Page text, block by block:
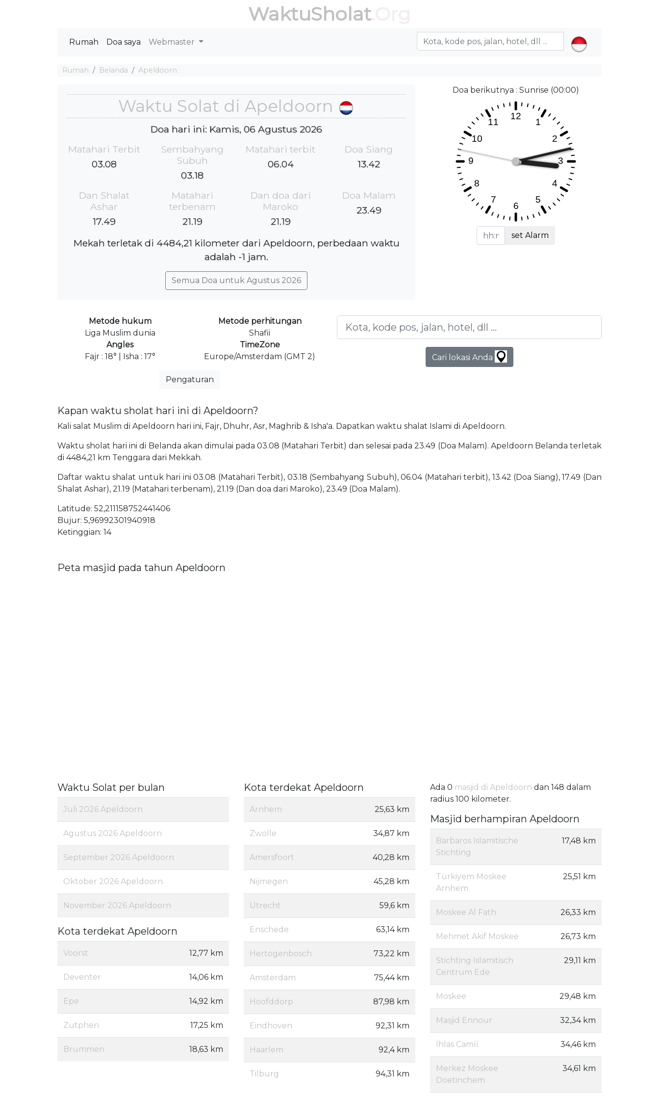
WaktuSholat.Org
Rumah Doa saya Webmaster
Rumah Belanda Apeldoorn
Waktu Solat di Apeldoorn
Doa hari ini: Kamis, 06 Agustus 2026
Matahari Terbit
03.08
Sembahyang
Subuh
03.18
Matahari terbit
06.04
Doa Siang
13.42
Dan Shalat
Ashar
17.49
Matahari
terbenam
21.19
Dan doa dari
Maroko
21.19
Doa Malam
23.49
Mekah terletak di 4484,21 kilometer dari Apeldoorn, perbedaan waktu
adalah -1 jam.
Semua Doa untuk Agustus 2026
Doa berikutnya : Sunrise (00:00)
set Alarm
Metode hukum
Liga Muslim dunia
Metode perhitungan
Shafii
Angles
Fajr : 18° | Isha : 17°
TimeZone
Europe/Amsterdam (GMT 2)
Pengaturan
Cari lokasi Anda
Kapan waktu sholat hari ini di Apeldoorn?
Kali salat Muslim di Apeldoorn hari ini, Fajr, Dhuhr, Asr, Maghrib & Isha'a. Dapatkan waktu shalat Islami di Apeldoorn.
Waktu sholat hari ini di Belanda akan dimulai pada 03.08 (Matahari Terbit) dan selesai pada 23.49 (Doa Malam). Apeldoorn Belanda terletak
di 4484,21 km Tenggara dari Mekkah.
Daftar waktu shalat untuk hari ini 03.08 (Matahari Terbit), 03.18 (Sembahyang Subuh), 06.04 (Matahari terbit), 13.42 (Doa Siang), 17.49 (Dan
Shalat Ashar), 21.19 (Matahari terbenam), 21.19 (Dan doa dari Maroko), 23.49 (Doa Malam).
Latitude: 52,211158752441406
Bujur: 5,96992301940918
Ketinggian: 14
Peta masjid pada tahun Apeldoorn
Waktu Solat per bulan
Juli 2026 Apeldoorn
Agustus 2026 Apeldoorn
September 2026 Apeldoorn
Oktober 2026 Apeldoorn
November 2026 Apeldoorn
Kota terdekat Apeldoorn
Voorst 12,77 km
Deventer 14,06 km
Epe 14,92 km
Zutphen 17,25 km
Brummen 18,63 km
Kota terdekat Apeldoorn
Arnhem 25,63 km
Zwolle 34,87 km
Amersfoort 40,28 km
Nijmegen 45,28 km
Utrecht 59,6 km
Enschede 63,14 km
Hertogenbosch 73,22 km
Amsterdam 75,44 km
Hoofddorp 87,98 km
Eindhoven 92,31 km
Haarlem 92,4 km
Tilburg 94,31 km
Ada 0 masjid di Apeldoorn dan 148 dalam
radius 100 kilometer.
Masjid berhampiran Apeldoorn
Barbaros Islamitische
Stichting
17,48 km
Türkiyem Moskee
Arnhem
25,51 km
Moskee Al Fath 26,33 km
Mehmet Akif Moskee 26,73 km
Stichting Islamitisch
Centrum Ede
29,11 km
Moskee 29,48 km
Masjid Ennour 32,34 km
Íhlas Camíí 34,46 km
Merkez Moskee
Doetinchem
34,61 km